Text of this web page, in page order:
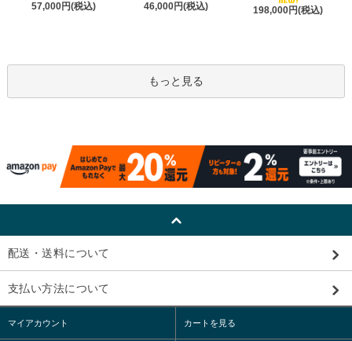
57,000円(税込)
46,000円(税込)
198,000円(税込)
もっと見る
配送・送料について
支払い方法について
マイアカウント カートを見る